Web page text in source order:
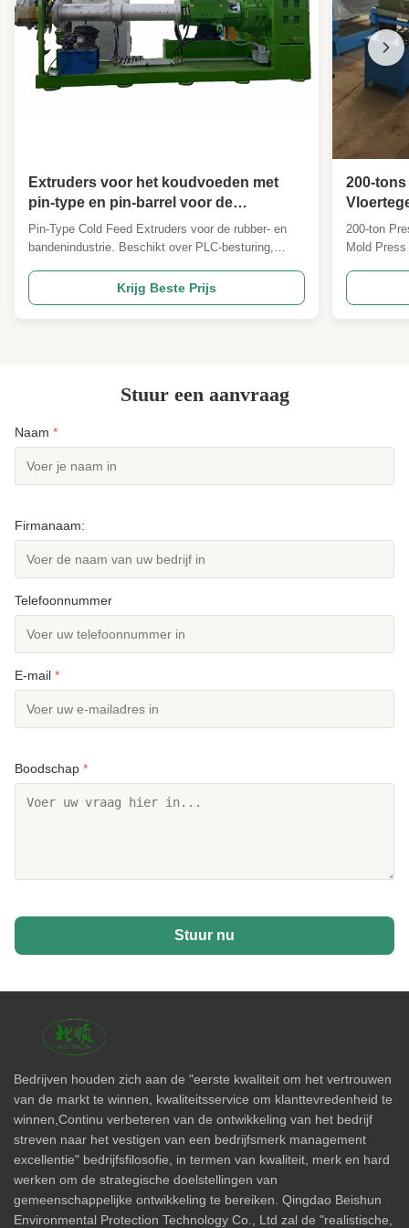
Extruders voor het koudvoeden met
pin-type en pin-barrel voor de
rubberplaat- en bandenloopindustrie
Pin-Type Cold Feed Extruders voor de rubber- en
bandenindustrie. Beschikt over PLC-besturing,
aanpasbare plaatformaten. Biedt superieure
slijtvastheid, efficiënt mengen, energiebesparingen
en ISO9001/CE-certificeringen voor wereldwijde
Krijg Beste Prijs
200-
Output
200-ton
Mold
efficiency
Breakdown
Stuur een aanvraag
Naam *
Firmanaam:
Telefoonnummer
E-mail *
Boodschap *
Stuur nu
Bedrijven houden zich aan de "eerste kwaliteit om het vertrouwen
van de markt te winnen, kwaliteitsservice om klanttevredenheid te
winnen,Continu verbeteren van de ontwikkeling van het bedrijf
streven naar het vestigen van een bedrijfsmerk management
excellentie" bedrijfsfilosofie, in termen van kwaliteit, merk en hard
werken om de strategische doelstellingen van
gemeenschappelijke ontwikkeling te bereiken. Qingdao Beishun
Environmental Protection Technology Co., Ltd zal de "realistische,